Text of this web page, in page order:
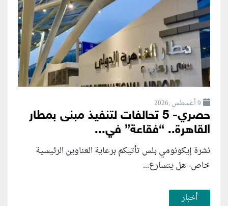
9 أغسطس ,2026
حصري- 5 تحالفات لتنفيذ مبنى بمطار
القاهرة.. “فقاعة” في...
نشرة إيكونومي بلس تأتيكم برعاية العناوين الرئيسية
خاص- هل يتسارع...
أخبار